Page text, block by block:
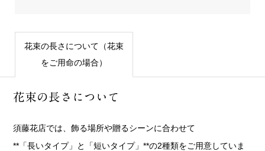
花束の長さについて（花束
をご用命の場合）
花束の長さについて
須藤花店では、飾る場所や贈るシーンに合わせて
**「長いタイプ」と「短いタイプ」**の2種類をご用意していま